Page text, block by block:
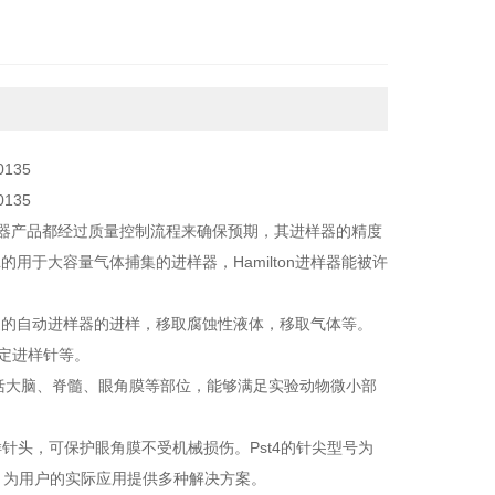
品都经过质量控制流程来确保预期，其进样器的精度
的用于大容量气体捕集的进样器， Hamilton进样器能被许
自动进样器的进样，移取腐蚀性液体，移取气体等。
进样针等。
脑、脊髓、眼角膜等部位，能够满足实验动物微小部
头，可保护眼角膜不受机械损伤。 Pst4的针尖型号为
用户的实际应用提供多种解决方案。